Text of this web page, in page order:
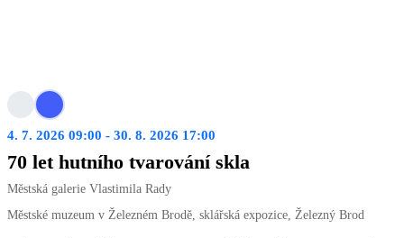
4. 7. 2026 09:00 - 30. 8. 2026 17:00
70 let hutního tvarování skla
Městská galerie Vlastimila Rady
Městské muzeum v Železném Brodě, sklářská expozice, Železný Brod